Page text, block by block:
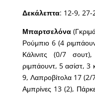
Δεκάλεπτα: 12-9, 27-
Μπαρτσελόνα
Ρούμπιο 6 (4
Κάλινιτς (0/7
ριμπάουντ, 5 ασίστ, 3
9, Λαπροβίτολα 17 (2/
Αμπρίνες 13 (2),